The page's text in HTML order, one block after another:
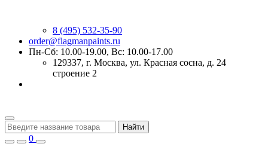
8 (495) 532-35-90
order@flagmanpaints.ru
Пн-Сб: 10.00-19.00, Вс: 10.00-17.00
129337, г. Москва, ул. Красная сосна, д. 24
строение 2
Найти
0